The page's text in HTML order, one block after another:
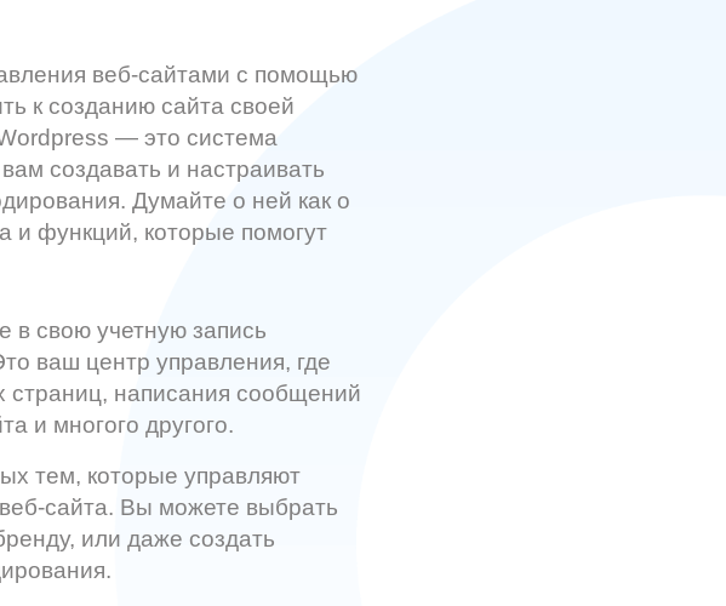
веб-сайтами с помощью
к созданию сайта своей
— это система
создавать и настраивать
Думайте о ней как о
и функций, которые помогут
в свою учетную запись
ваш центр управления, где
страниц, написания сообщений
и многого другого.
тем, которые управляют
сайта. Вы можете выбрать
или даже создать